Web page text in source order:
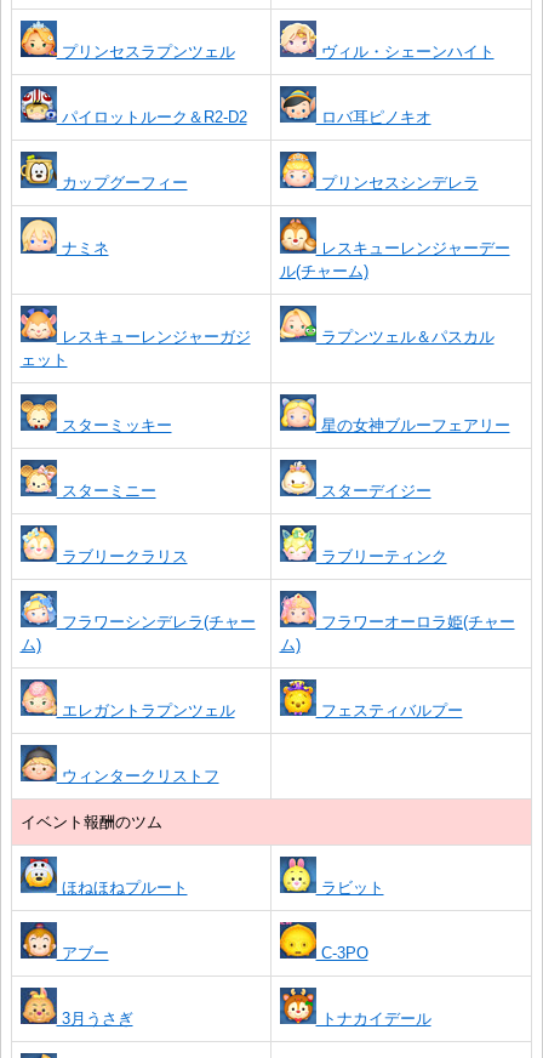
プリンセスラプンツェル ヴィル・シェーンハイト
パイロットルーク＆R2-D2 ロバ耳ピノキオ
カップグーフィー プリンセスシンデレラ
ナミネ
レスキューレンジャーデー
ル(チャーム)
レスキューレンジャーガジ
ェット
ラプンツェル＆パスカル
スターミッキー 星の女神ブルーフェアリー
スターミニー スターデイジー
ラブリークラリス ラブリーティンク
フラワーシンデレラ(チャー
ム)
フラワーオーロラ姫(チャー
ム)
エレガントラプンツェル フェスティバルプー
ウィンタークリストフ
イベント報酬のツム
ほねほねプルート ラビット
アブー C-3PO
3月うさぎ トナカイデール